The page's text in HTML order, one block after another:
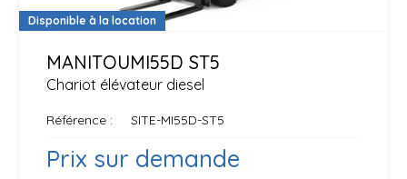
Disponible à la location
Chariot élévateur diesel
MANITOUMI55D ST5
Référence SITE-MI55D-ST5
Prix sur demande